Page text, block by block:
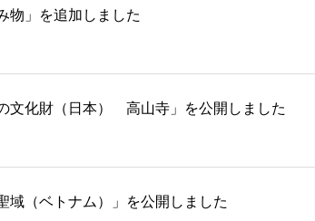
物」を追加しました
文化財（日本） 高山寺」を公開しました
域（ベトナム）」を公開しました